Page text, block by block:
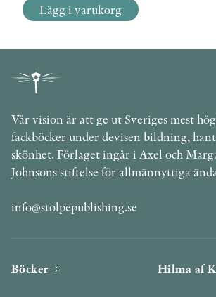
Lägg i varukorg
Vår vision är att ge ut Sveriges mest
fackböcker under devisen bildning,
skönhet. Förlaget ingår i Axel och
Johnsons stiftelse för allmännyttiga
info@stolpepublishing.se
Böcker Hilma af